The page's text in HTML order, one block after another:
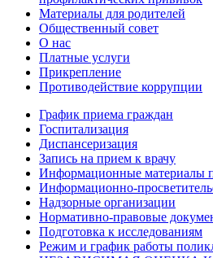
Материалы для родителей
Общественный совет
О нас
Платные услуги
Прикрепление
Противодействие коррупции
График приема граждан
Госпитализация
Диспансеризация
Запись на прием к врачу
Информационные материалы
Информационно-
Надзорные организации
Нормативно-правовые
Подготовка к исследованиям
Режим и график работы